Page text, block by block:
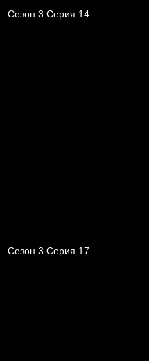
Сезон 3 Серия 14
Сезон 3 Серия 17